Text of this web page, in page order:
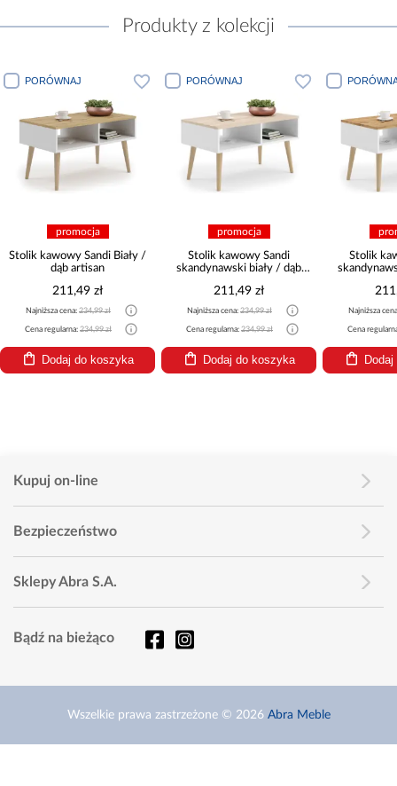
Produkty z kolekcji
PORÓWNAJ
promocja
Stolik kawowy Sandi Biały /
dąb artisan
211,49 zł
Najniższa cena: 234,99 zł
Cena regularna: 234,99 zł
Dodaj do koszyka
PORÓWNAJ
promocja
Stolik kawowy Sandi
skandynawski biały / dąb
211,49 zł
Najniższa cena: 234,99 zł
Cena regularna: 234,99 zł
Dodaj do koszyka
Stolik
Najniższa
Cena
Kupuj on-line
Bezpieczeństwo
Sklepy Abra S.A.
Bądź na bieżąco
Wszelkie prawa zastrzeżone © 2026 Abra Meble